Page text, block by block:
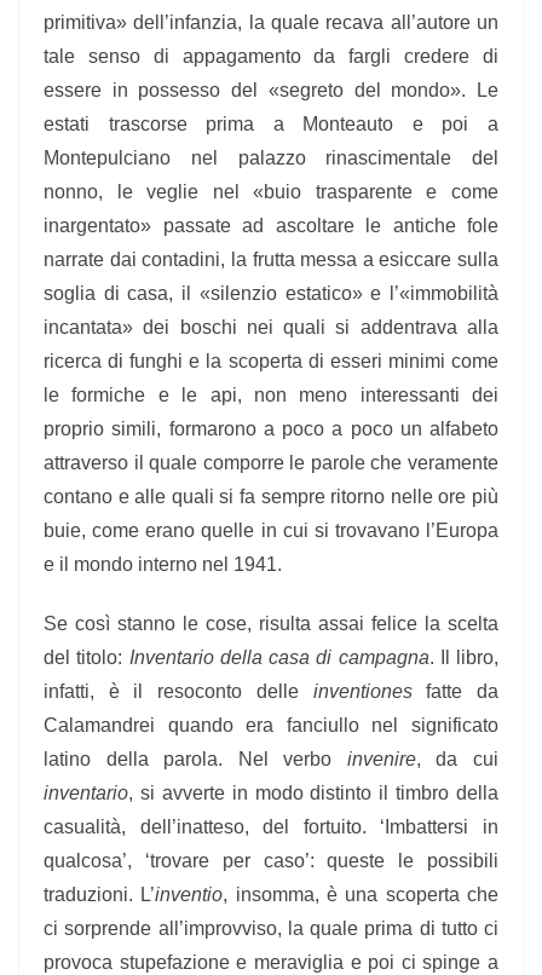
primitiva» dell’infanzia, la quale recava all’autore un
tale senso di appagamento da fargli credere di
essere in possesso del «segreto del mondo». Le
estati trascorse prima a Monteauto e poi a
Montepulciano nel palazzo rinascimentale del
nonno, le veglie nel «buio trasparente e come
inargentato» passate ad ascoltare le antiche fole
narrate dai contadini, la frutta messa a esiccare sulla
soglia di casa, il «silenzio estatico» e l’«immobilità
incantata» dei boschi nei quali si addentrava alla
ricerca di funghi e la scoperta di esseri minimi come
le formiche e le api, non meno interessanti dei
proprio simili, formarono a poco a poco un alfabeto
attraverso il quale comporre le parole che veramente
contano e alle quali si fa sempre ritorno nelle ore più
buie, come erano quelle in cui si trovavano l’Europa
e il mondo interno nel 1941.
Se così stanno le cose, risulta assai felice la scelta
del titolo: Inventario della casa di campagna. Il libro,
infatti, è il resoconto delle inventionesfatte da
Calamandrei quando era fanciullo nel significato
latino della parola. Nel verbo invenire, da cui
inventario, si avverte in modo distinto il timbro della
casualità, dell’inatteso, del fortuito. ‘Imbattersi in
qualcosa’, ‘trovare per caso’: queste le possibili
traduzioni. L’inventio, insomma, è una scoperta che
ci sorprende all’improvviso, la quale prima di tutto ci
provoca stupefazione e meraviglia e poi ci spinge a